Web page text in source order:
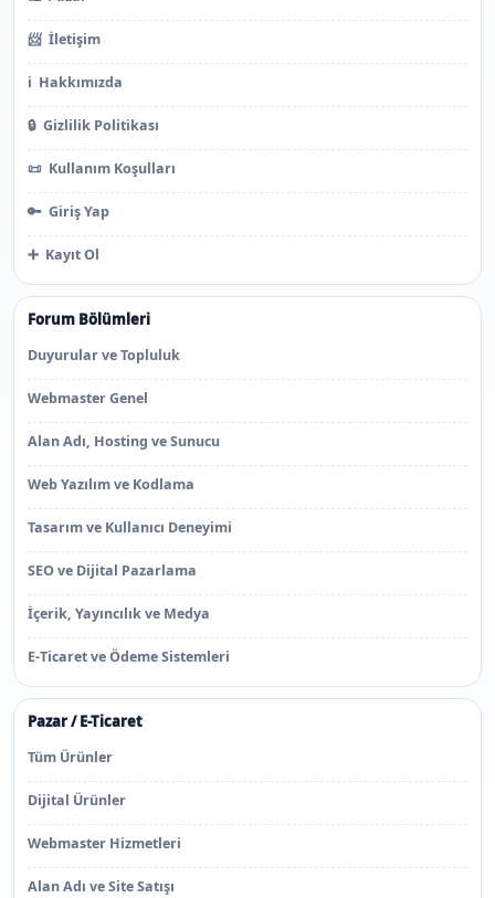
📨 İletişim
ℹ️ Hakkımızda
🔒 Gizlilik Politikası
📜 Kullanım Koşulları
🔑 Giriş Yap
➕ Kayıt Ol
Forum Bölümleri
Duyurular ve Topluluk
Webmaster Genel
Alan Adı, Hosting ve Sunucu
Web Yazılım ve Kodlama
Tasarım ve Kullanıcı Deneyimi
SEO ve Dijital Pazarlama
İçerik, Yayıncılık ve Medya
E-Ticaret ve Ödeme Sistemleri
Pazar / E-Ticaret
Tüm Ürünler
Dijital Ürünler
Webmaster Hizmetleri
Alan Adı ve Site Satışı